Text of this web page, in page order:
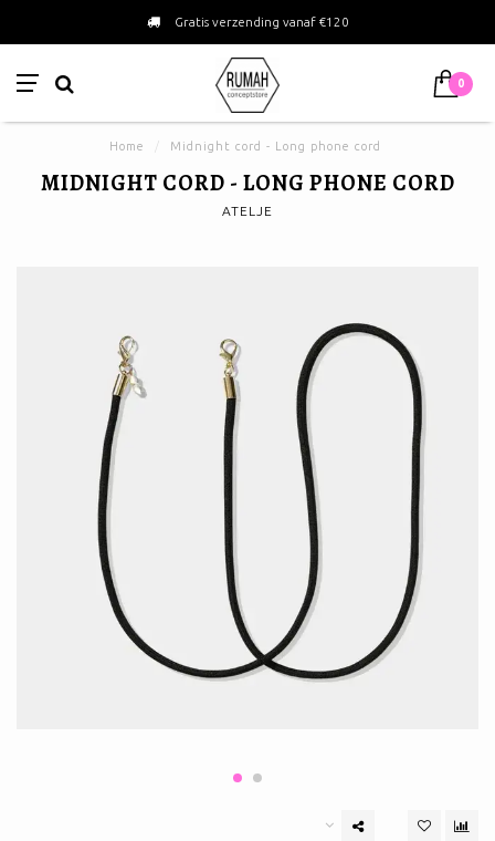
Gratis verzending vanaf €120
0
Home Midnight cord - Long phone cord
MIDNIGHT CORD - LONG PHONE CORD
ATELJE